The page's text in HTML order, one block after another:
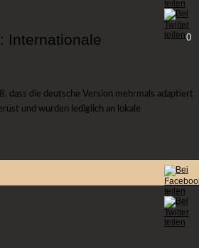
Internationale
0
dass die deutsche Version mehrmals adaptiert
und wurden lediglich an lokale